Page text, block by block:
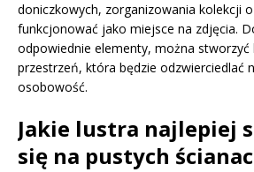
doniczkowych, zorganizowania kolekcji
funkcjonować jako miejsce na zdjęcia.
odpowiednie elementy, można
przestrzeń, która będzie odzwierciedlać
osobowość.
Jakie lustra najlepiej
się na pustych